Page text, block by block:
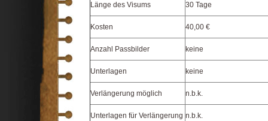
Länge des Visums 30 Tage
Kosten 40,00 €
Anzahl Passbilder keine
Unterlagen keine
Verlängerung möglich n.b.k.
Unterlagen für Verlängerung n.b.k.